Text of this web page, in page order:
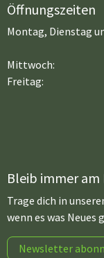
Öffnungszeiten
Montag, Dienstag
Mittwoch:
Freitag:
Bleib immer am
Trage dich in
wenn es was Neues
Newsletter